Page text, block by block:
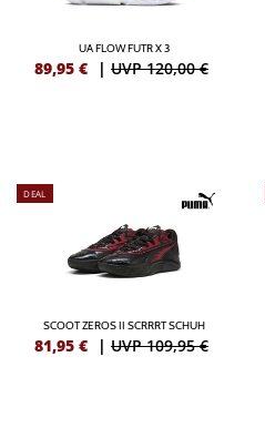
UA FLOW FUTR X 3
89,95 € | UVP 120,00 €
DEAL
SCOOT ZEROS II SCRRRT SCHUH
81,95 € | UVP 109,95 €